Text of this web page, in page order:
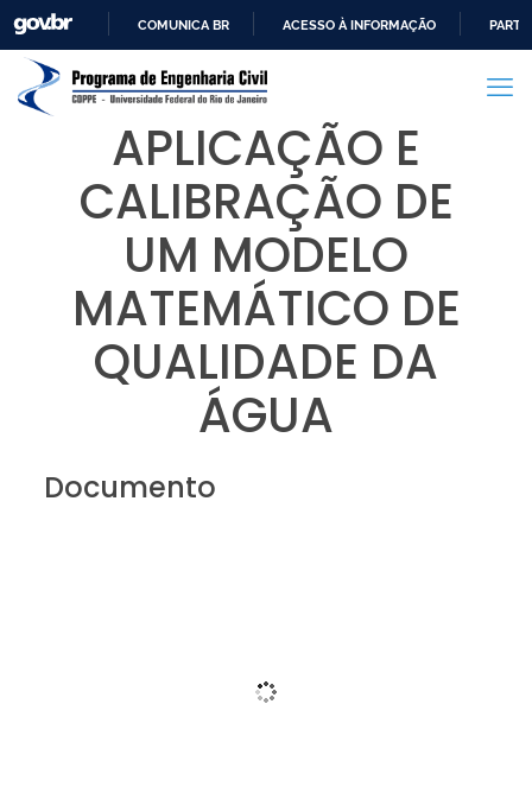
PARA
CONTEÚDO
COMUNICA BR ACESSO À INFORMAÇÃO
APLICAÇÃO E
CALIBRAÇÃO DE
UM MODELO
MATEMÁTICO DE
QUALIDADE DA
ÁGUA
Documento